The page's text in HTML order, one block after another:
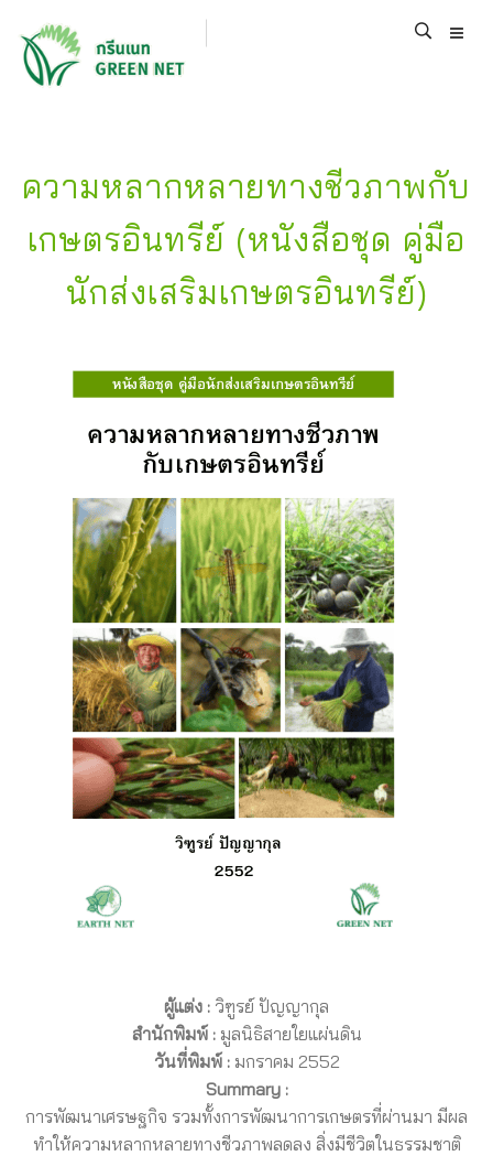
ความหลากหลายทางชีวภาพกับ
เกษตรอินทรีย์ (หนังสือชุด คู่มือ
นักส่งเสริมเกษตรอินทรีย์)
ผู้แต่ง : วิฑูรย์ ปัญญากุล
สำนักพิมพ์ :มูลนิธิสายใยแผ่นดิน
วันที่พิมพ์ :มกราคม 2552
Summary :
การพัฒนาเศรษฐกิจ รวมทั้งการพัฒนาการเกษตรที่ผ่านมา มีผล
ทำให้ความหลากหลายทางชีวภาพลดลง สิ่งมีชีวิตในธรรมชาติ